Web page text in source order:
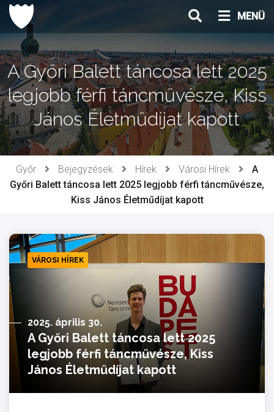
Ugrás
tartalomhoz
MENÜ
A Győri Balett táncosa lett 2025
legjobb férfi táncművésze, Kiss
János Életműdíjat kapott
Győr Bejegyzések Hírek Városi Hírek
A
Győri Balett táncosa lett 2025 legjobb férfi táncművésze,
Kiss János Életműdíjat kapott
VÁROSI HÍREK
2025. április 30.
A Győri Balett táncosa lett 2025
legjobb férfi táncművésze, Kiss
János Életműdíjat kapott